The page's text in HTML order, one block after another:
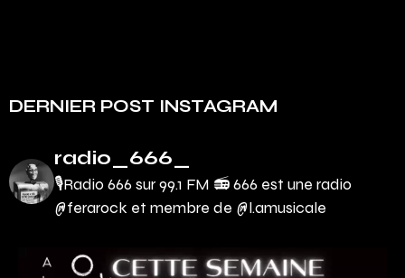
DERNIER POST INSTAGRAM
radio_666_
🎙Radio 666 sur 99.1 FM 📻666 est une radio
@ferarock et membre de @l.amusicale